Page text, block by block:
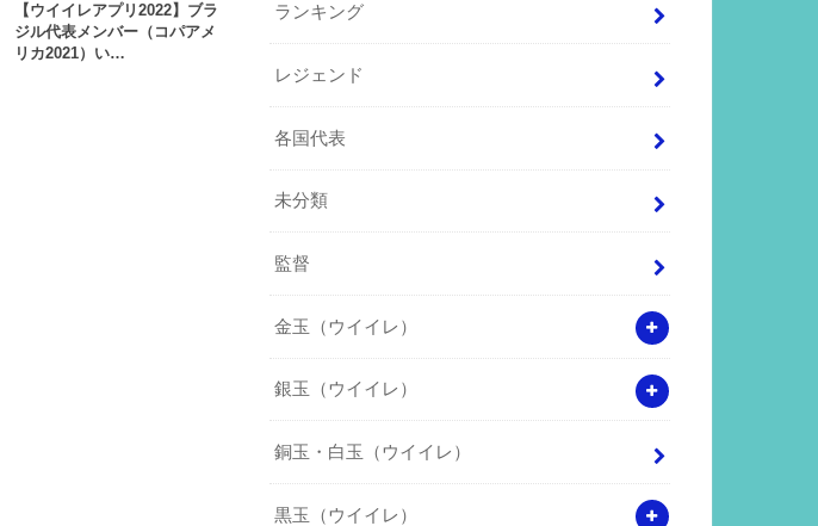
【ウイイレアプリ2022】ブラ
ジル代表メンバー（コパアメ
リカ2021）い…
ランキング
レジェンド
各国代表
未分類
監督
金玉（ウイイレ）
銀玉（ウイイレ）
銅玉・白玉（ウイイレ）
黒玉（ウイイレ）